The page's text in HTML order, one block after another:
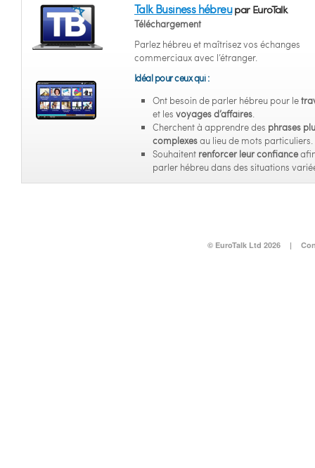
Talk Business hébreupar EuroTalk
Téléchargement
Parlez hébreu et maîtrisez vos échanges
commerciaux avec l’étranger.
Idéal pour ceux qui :
Ont besoin de parler hébreu pour le
et les voyages d’affaires.
Cherchent à apprendre des phrases
complexesau lieu de mots particuliers.
Souhaitent renforcer leur confiance
parler hébreu dans des situations
© EuroTalk Ltd 2026 |